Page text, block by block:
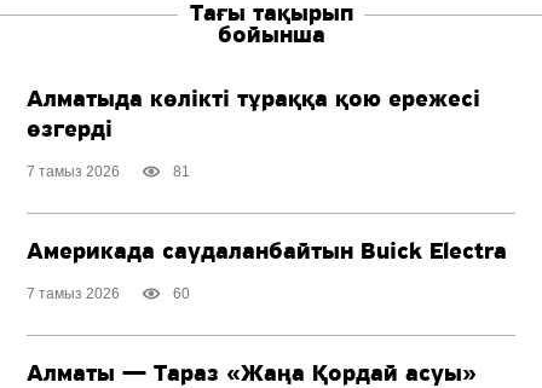
Тағы тақырып
бойынша
Алматыда көлікті тұраққа қою ережесі
өзгерді
7 тамыз 2026 81
Америкада саудаланбайтын Buick Electra
7 тамыз 2026 60
Алматы — Тараз «Жаңа Қордай асуы»